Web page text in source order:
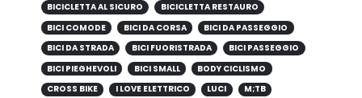
BICICLETTA AL SICURO
BICICLETTA RESTAURO
BICI COMODE
BICI DA CORSA
BICI DA PASSEGGIO
BICI DA STRADA
BICI FUORISTRADA
BICI PASSEGGIO
BICI PIEGHEVOLI
BICI SMALL
BODY CICLISMO
CROSS BIKE
I LOVE ELETTRICO LUCI
M;TB